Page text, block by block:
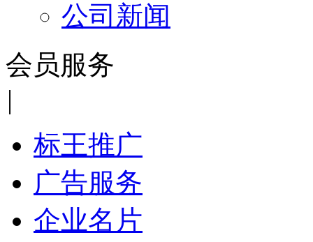
公司新闻
会员服务
|
标王推广
广告服务
企业名片